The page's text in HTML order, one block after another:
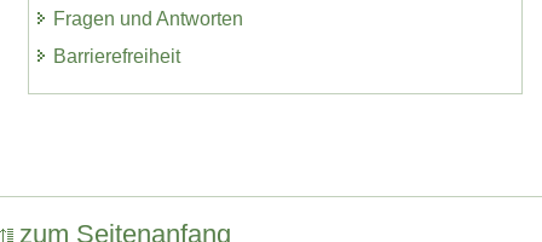
Fragen und Antworten
Barrierefreiheit
zum Seitenanfang